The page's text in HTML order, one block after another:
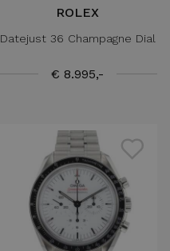
ROLEX
Datejust 36 Champagne Dial
€ 8.995,-